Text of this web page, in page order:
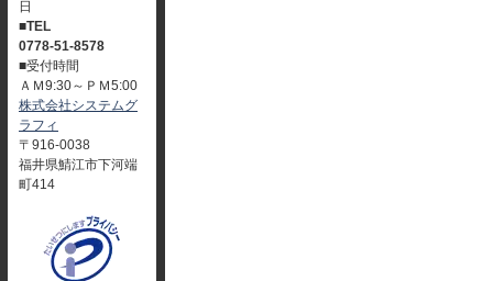
日
■TEL
0778-51-8578
■受付時間
ＡＭ9:30～ＰＭ5:00
株式会社システムグ
ラフィ
〒916-0038
福井県鯖江市下河端
町414